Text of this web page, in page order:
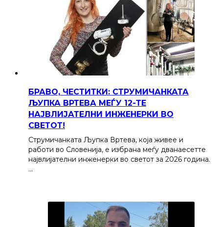
БРАВО, ЧЕСТИТКИ: СТРУМИЧАНКАТА
ЉУПКА ВРТЕВА МЕЃУ 12-ТЕ
НАЈВЛИЈАТЕЛНИ ИНЖЕНЕРКИ ВО
СВЕТОТ!
Струмичанката Љупка Вртева, која живее и
работи во Словенија, е избрана меѓу дванаесетте
највлијателни инженерки во светот за 2026 година.
…